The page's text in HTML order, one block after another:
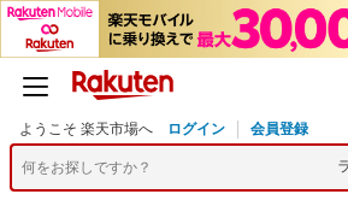
ようこそ 楽天市場へ ログイン 会員登録